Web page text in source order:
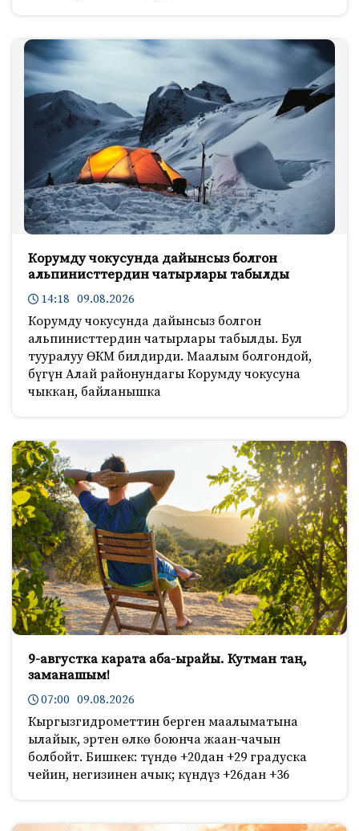
Корумду чокусунда дайынсыз болгон
альпинисттердин чатырлары табылды
14:18 09.08.2026
Корумду чокусунда дайынсыз болгон
альпинисттердин чатырлары табылды. Бул
тууралуу ӨКМ билдирди. Маалым болгондой,
бүгүн Алай районундагы Корумду чокусуна
чыккан, байланышка
9-августка карата аба-ырайы. Кутман таң,
заманашым!
07:00 09.08.2026
Кыргызгидрометтин берген маалыматына
ылайык, эртен өлкө боюнча жаан-чачын
болбойт. Бишкек: түндө +20дан +29 градуска
чейин, негизинен ачык; күндүз +26дан +36